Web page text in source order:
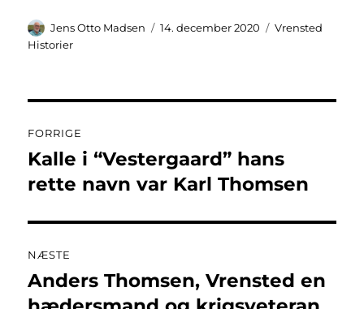
Forfatter
Jens Otto Madsen Udgivet
14. december 2020 Kategorier
Vrensted
Historier
FORRIGE
Forrige
indlæg:
Kalle i “Vestergaard” hans
rette navn var Karl Thomsen
NÆSTE
Næste
indlæg:
Anders Thomsen, Vrensted en